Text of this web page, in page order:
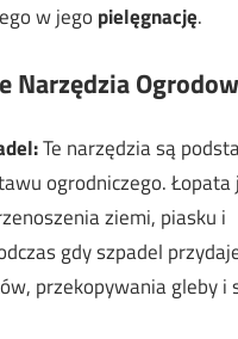
w jego pielęgnację.
Narzędzia
Te narzędzia są
ogrodniczego.
ziemi, piasku i
gdy szpadel
przekopywania gleby i